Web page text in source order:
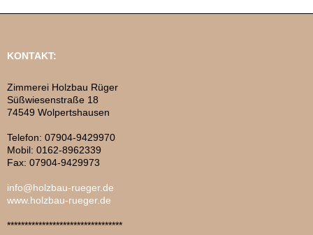
KONTAKT:
Zimmerei Holzbau Rüger
Süßwiesenstraße 18
74549 Wolpertshausen
Telefon: 07904-9429970
Mobil: 0162-8962339
Fax: 07904-9429973
info@holzbau-rueger.de
www.holzbau-rueger.de
*********************************